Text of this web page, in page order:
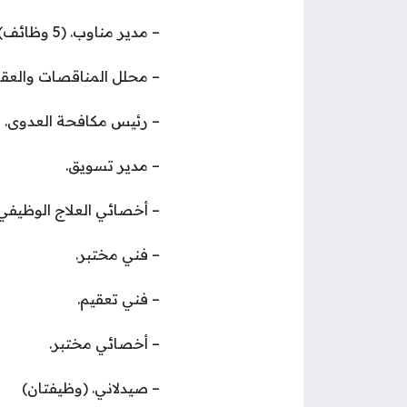
– مدير مناوب. (5 وظائف)
– محلل المناقصات
– رئيس مكافحة العدوى.
– مدير تسويق.
– أخصائي العلاج
– فني مختبر.
– فني تعقيم.
– أخصائي مختبر.
– صيدلاني. (وظيفتان)